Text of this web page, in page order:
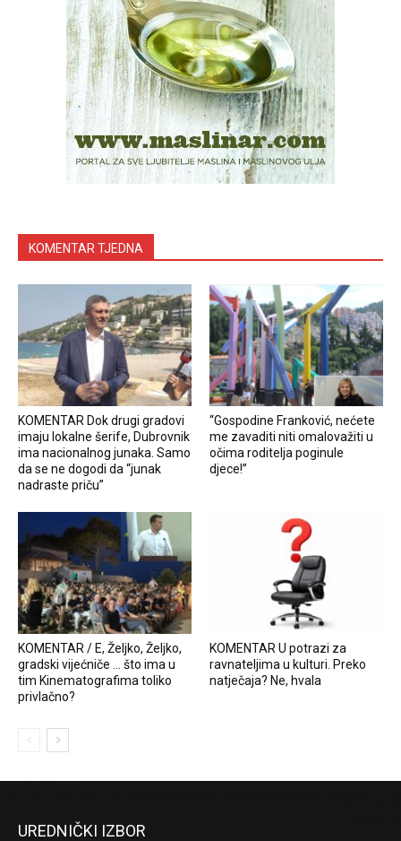
KOMENTAR TJEDNA
KOMENTAR Dok drugi gradovi
imaju lokalne šerife, Dubrovnik
ima nacionalnog junaka. Samo
da se ne dogodi da “junak
nadraste priču”
“Gospodine Franković, nećete
me zavaditi niti omalovažiti u
očima roditelja poginule
djece!”
KOMENTAR / E, Željko, Željko,
gradski vijećniče … što ima u
tim Kinematografima toliko
privlačno?
KOMENTAR U potrazi za
ravnateljima u kulturi. Preko
natječaja? Ne, hvala
UREDNIČKI IZBOR